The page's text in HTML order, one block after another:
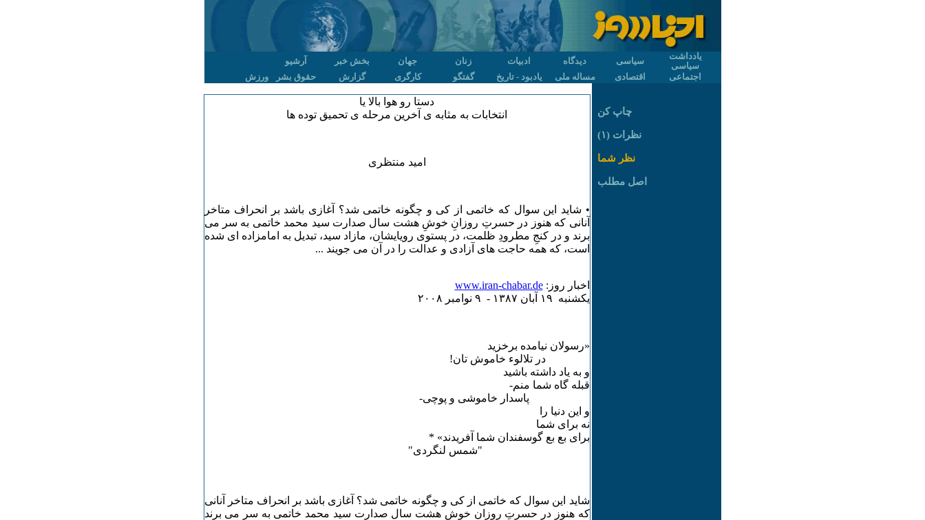
یادداشت
سیاسی
سیاسی دیدگاه ادبیات زنان جهان بخش خبر
آرشیو
اجتماعی
اقتصادی مساله ملی یادبود - تاریخ گفتگو کارگری گزارش حقوق بشر ورزش
دستا رو هوا بالا یا
انتخابات به مثابه ی آخرین مرحله ی تحمیق توده ها
امید منتظری
• شاید این سوال که خاتمی از کی و چگونه خاتمی شد؟ آغازی باشد بر انحراف متاخر
آنانی که هنوز در حسرتِ روزانِ خوشِ هشت سال صدارت سید محمد خاتمی به سر می
برند و در کنجِ مطرودِ ظلمت، در پستوی رویایشان، مازاد سید، تبدیل به امامزاده ای شده
است، که همه حاجت های آزادی و عدالت را در آن می جویند ...
اخبار روز:www.iran-chabar.de
يکشنبه ۱۹ آبان ۱٣٨۷ - ۹ نوامبر ۲۰۰٨
«رسولان نیامده برخزید
در تلالوء خاموش تان!
و به یاد داشته باشید
قبله گاه شما منم-
پاسدار خاموشی و پوچی-
و این دنیا را
نه برای شما
برای بع بع گوسفندان شما آفریدند» *
"شمس لنگردی"
شاید این سوال که خاتمی از کی و چگونه خاتمی شد؟ آغازی باشد بر انحراف متاخر آنانی
که هنوز در حسرتِ روزانِ خوشِ هشت سال صدارت سید محمد خاتمی به سر می برند
چاپ کن
نظرات (۱)
نظر شما
اصل مطلب